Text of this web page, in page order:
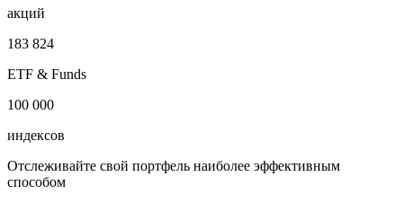
акций
183 824
ETF & Funds
100 000
индексов
Отслеживайте свой портфель наиболее эффективным
способом